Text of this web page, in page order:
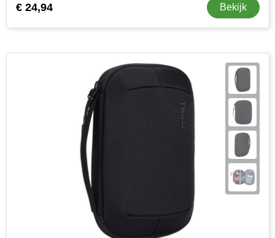
€ 24,94 Bekijk